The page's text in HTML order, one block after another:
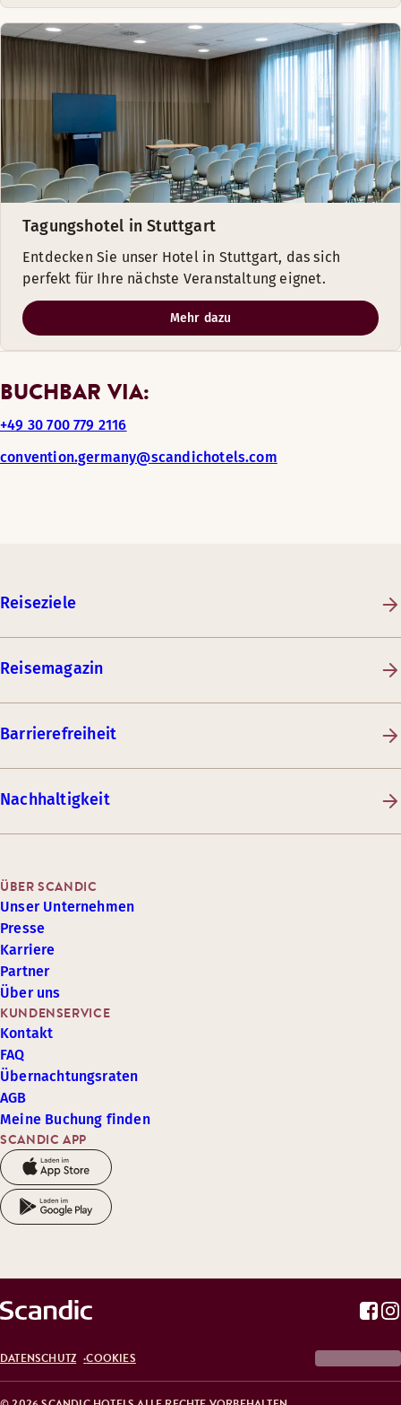
Tagungshotel in Stuttgart
Entdecken Sie unser Hotel in Stuttgart, das sich
perfekt für Ihre nächste Veranstaltung eignet.
Mehr dazu
BUCHBAR VIA:
+49 30 700 779 2116
convention.germany@scandichotels.com
Reiseziele
Reisemagazin
Barrierefreiheit
Nachhaltigkeit
SCANDIC APP
KUNDENSERVICE
Kontakt
FAQ
Übernachtungsraten
AGB
Meine Buchung finden
ÜBER SCANDIC
Unser Unternehmen
Presse
Karriere
Partner
Über uns
DATENSCHUTZ COOKIES